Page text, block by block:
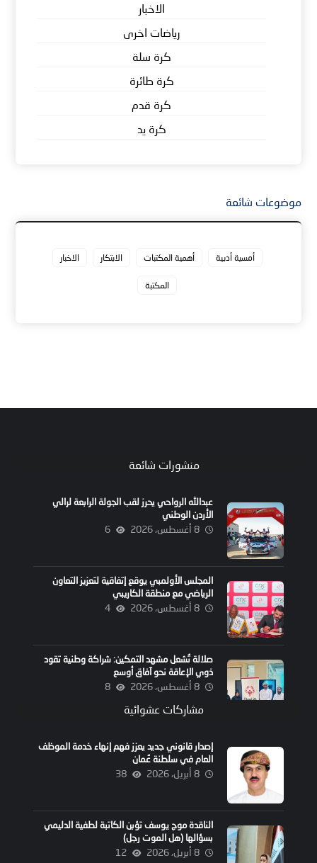
الاخبار
رياضات اخرى
كرة سلة
كرة طائرة
كرة قدم
كرة يد
موضوعات شائعة
أمسية أدبية أهمية المكتبات الابتكار الاخبار
المكتبة
منشورات شائعة
عبدالله الرواحي يحرز لقب الجولة الرابعة لرالي
الأردن الوطني
8 أغسطس، 2026 6
المجلس الأولمبي يوقع إتفاقية لتعزيز التعاون
الرياضي مع منطقة الكاريبي
8 أغسطس، 2026 4
صلالة تُشعل مشهد التمكين: شراكة وطنية تقود
ذوي الإعاقة نحو آفاق أوسع
8 أغسطس، 2026 8
مشاركات عشوائية
إصدار قانوني جديد يعزز فهم إنهاء خدمة الموظف
العام في سلطنة عُمان
8 أبريل، 2026 38
الناقدة موج يوسف تؤبن الكاتبة لطفية الدليمي
بسؤالها (هل الموت رجل)
8 أبريل، 2026 12